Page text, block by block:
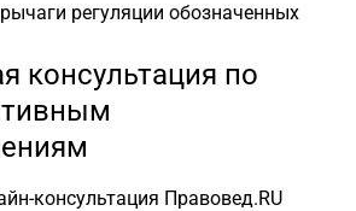
регуляции обозначенных
консультация по
консультация Правовед.RU